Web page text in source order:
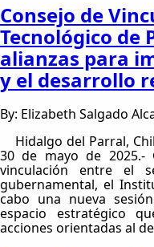
Consejo de
Tecnológico de
alianzas para
y el desarrollo
By: Elizabeth Salgado
Hidalgo del Parral,
30 de mayo de
vinculación entre el
gubernamental, el
cabo una nueva
espacio estratégico
acciones orientadas al